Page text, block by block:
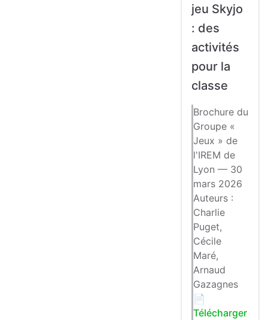
jeu Skyjo
: des
activités
pour la
classe
Brochure du
Groupe «
Jeux » de
l'IREM de
Lyon — 30
mars 2026
Auteurs :
Charlie
Puget,
Cécile
Maré,
Arnaud
Gazagnes
📄
Télécharger